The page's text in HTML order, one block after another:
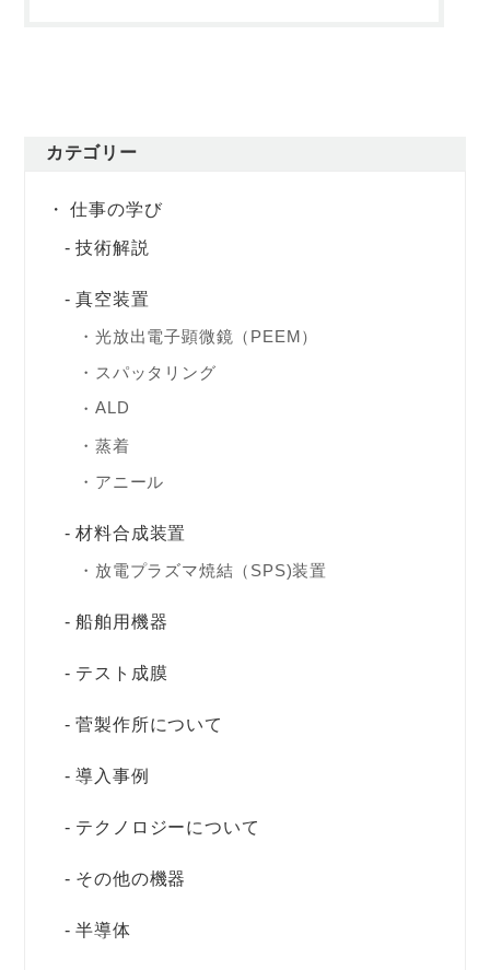
カテゴリー
仕事の学び
技術解説
真空装置
光放出電子顕微鏡（PEEM）
スパッタリング
ALD
蒸着
アニール
材料合成装置
放電プラズマ焼結（SPS)装置
船舶用機器
テスト成膜
菅製作所について
導入事例
テクノロジーについて
その他の機器
半導体